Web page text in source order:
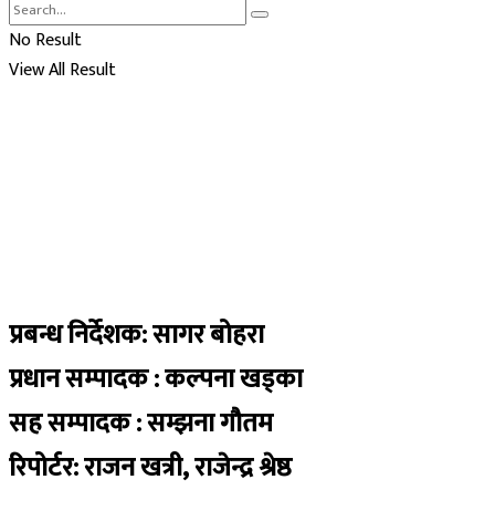
No Result
View All Result
प्रबन्ध निर्देशक: सागर बोहरा
प्रधान सम्पादक : कल्पना खड्का
सह सम्पादक : सम्झना गौतम
रिपोर्टर: राजन खत्री, राजेन्द्र श्रेष्ठ